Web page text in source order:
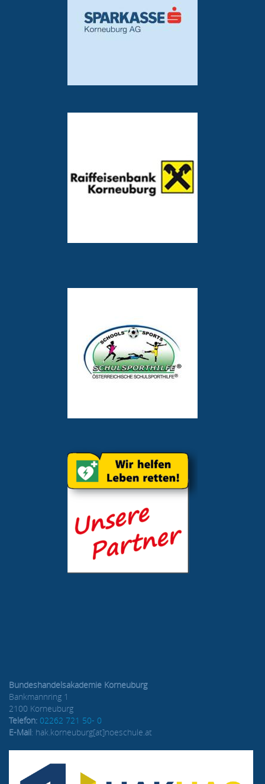
Bundeshandelsakademie Korneuburg
Bankmannring 1
2100 Korneuburg
Telefon: 02262 721 50- 0
E-Mail: hak.korneuburg[at]noeschule.at